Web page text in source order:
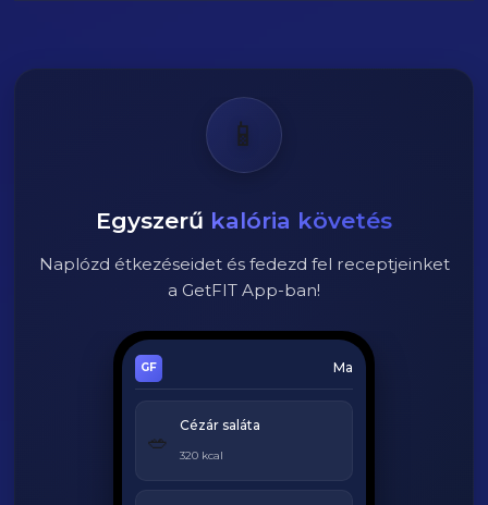
📱
Egyszerű kalória követés
Naplózd étkezéseidet és fedezd fel receptjeinket
a GetFIT App-ban!
Ma
🥗
Cézár saláta
320 kcal